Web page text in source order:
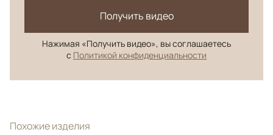
Получить видео
Нажимая «Получить видео», вы соглашаетесь
с Политикой конфиденциальности
Похожие изделия